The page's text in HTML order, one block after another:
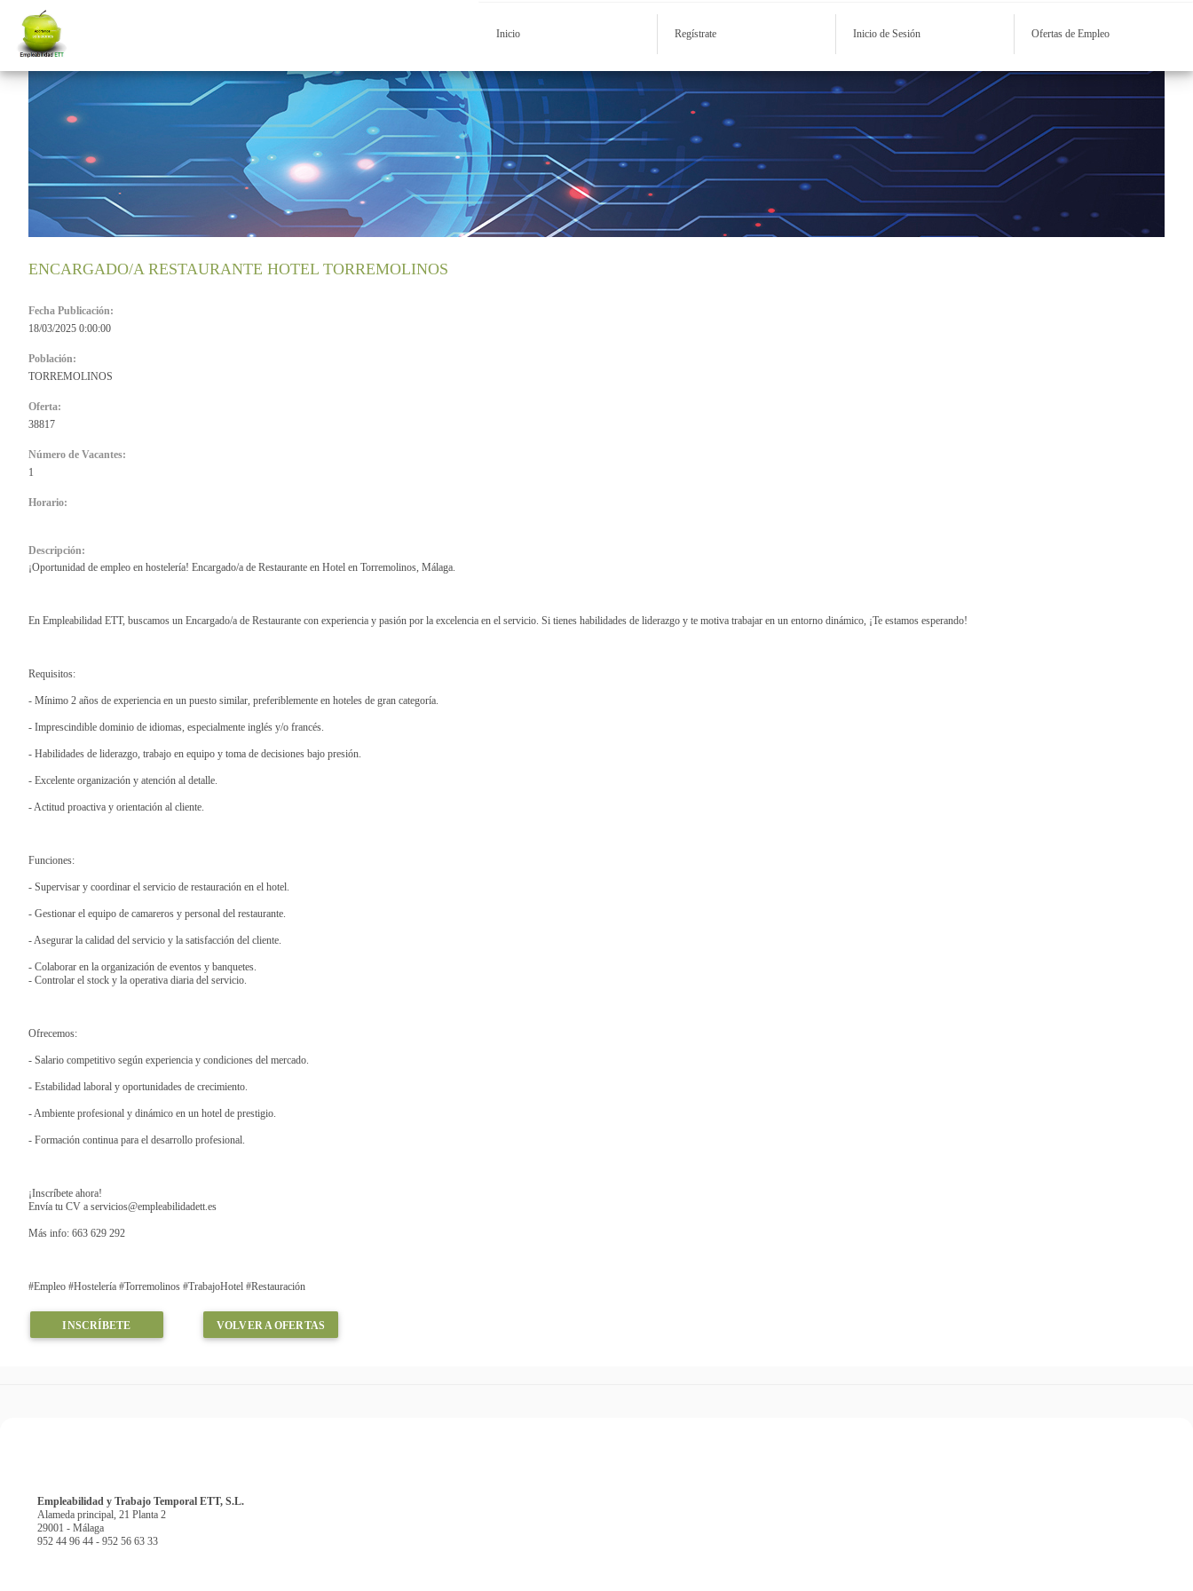
Inicio Regístrate Inicio de Sesión Ofertas de Empleo
ENCARGADO/A RESTAURANTE HOTEL TORREMOLINOS
Fecha Publicación:
18/03/2025 0:00:00
Población:
TORREMOLINOS
Oferta:
38817
Número de Vacantes:
1
Horario:
Descripción:
¡Oportunidad de empleo en hostelería! Encargado/a de Restaurante en Hotel en Torremolinos, Málaga.
En Empleabilidad ETT, buscamos un Encargado/a de Restaurante con experiencia y pasión por la excelencia en el servicio. Si tienes habilidades de liderazgo y te motiva trabajar en un entorno dinámico, ¡Te estamos esperando!
Requisitos:
- Mínimo 2 años de experiencia en un puesto similar, preferiblemente en hoteles de gran categoría.
- Imprescindible dominio de idiomas, especialmente inglés y/o francés.
- Habilidades de liderazgo, trabajo en equipo y toma de decisiones bajo presión.
- Excelente organización y atención al detalle.
- Actitud proactiva y orientación al cliente.
Funciones:
- Supervisar y coordinar el servicio de restauración en el hotel.
- Gestionar el equipo de camareros y personal del restaurante.
- Asegurar la calidad del servicio y la satisfacción del cliente.
- Colaborar en la organización de eventos y banquetes.
- Controlar el stock y la operativa diaria del servicio.
Ofrecemos:
- Salario competitivo según experiencia y condiciones del mercado.
- Estabilidad laboral y oportunidades de crecimiento.
- Ambiente profesional y dinámico en un hotel de prestigio.
- Formación continua para el desarrollo profesional.
¡Inscríbete ahora!
Envía tu CV a servicios@empleabilidadett.es
Más info: 663 629 292
#Empleo #Hostelería #Torremolinos #TrabajoHotel #Restauración
INSCRÍBETE VOLVER A OFERTAS
Empleabilidad y Trabajo Temporal ETT, S.L.
Alameda principal, 21 Planta 2
29001 - Málaga
952 44 96 44 - 952 56 63 33